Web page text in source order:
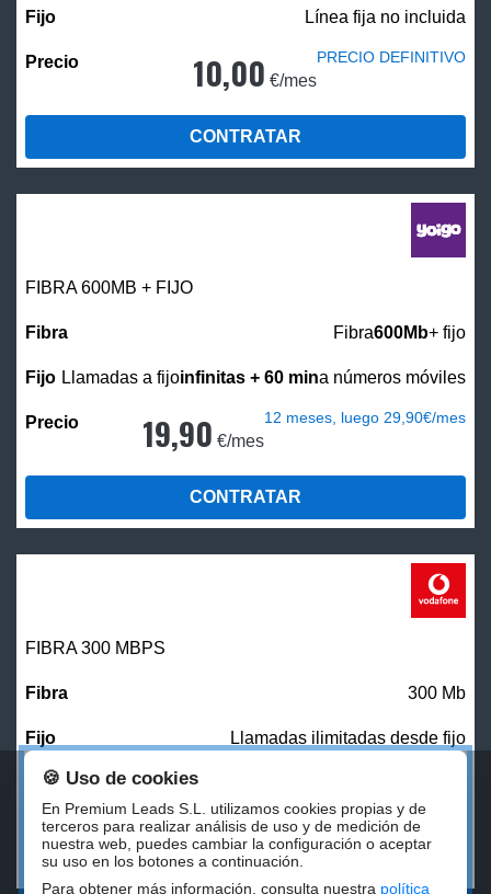
Línea fija no incluida
10,00 €/mes
PRECIO DEFINITIVO
CONTRATAR
FIBRA 600MB + FIJO
Fibra600Mb+ fijo
Llamadas a fijoinfinitas + 60 mina números móviles
19,90 €/mes
12 meses, luego 29,90€/mes
CONTRATAR
FIBRA 300 MBPS
300 Mb
Llamadas ilimitadas desde fijo
27,00 €/mes
CONTRATAR
🍪 Uso de cookies
En Premium Leads S.L. utilizamos cookies propias y de
terceros para realizar análisis de uso y de medición de
nuestra web, puedes cambiar la configuración o aceptar
su uso en los botones a continuación.
Para obtener más información, consulta nuestra política